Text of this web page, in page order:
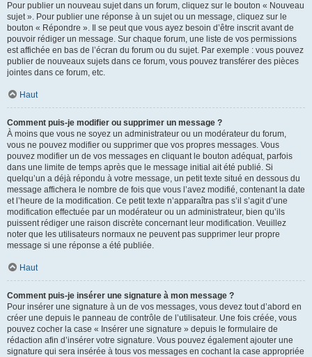
Pour publier un nouveau sujet dans un forum, cliquez sur le bouton « Nouveau
sujet ». Pour publier une réponse à un sujet ou un message, cliquez sur le
bouton « Répondre ». Il se peut que vous ayez besoin d’être inscrit avant de
pouvoir rédiger un message. Sur chaque forum, une liste de vos permissions
est affichée en bas de l’écran du forum ou du sujet. Par exemple : vous pouvez
publier de nouveaux sujets dans ce forum, vous pouvez transférer des pièces
jointes dans ce forum, etc.
Haut
Comment puis-je modifier ou supprimer un message ?
À moins que vous ne soyez un administrateur ou un modérateur du forum,
vous ne pouvez modifier ou supprimer que vos propres messages. Vous
pouvez modifier un de vos messages en cliquant le bouton adéquat, parfois
dans une limite de temps après que le message initial ait été publié. Si
quelqu’un a déjà répondu à votre message, un petit texte situé en dessous du
message affichera le nombre de fois que vous l’avez modifié, contenant la date
et l’heure de la modification. Ce petit texte n’apparaîtra pas s’il s’agit d’une
modification effectuée par un modérateur ou un administrateur, bien qu’ils
puissent rédiger une raison discrète concernant leur modification. Veuillez
noter que les utilisateurs normaux ne peuvent pas supprimer leur propre
message si une réponse a été publiée.
Haut
Comment puis-je insérer une signature à mon message ?
Pour insérer une signature à un de vos messages, vous devez tout d’abord en
créer une depuis le panneau de contrôle de l’utilisateur. Une fois créée, vous
pouvez cocher la case « Insérer une signature » depuis le formulaire de
rédaction afin d’insérer votre signature. Vous pouvez également ajouter une
signature qui sera insérée à tous vos messages en cochant la case appropriée